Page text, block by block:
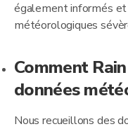
également informés et
météorologiques
Comment
données
Nous recueillons des